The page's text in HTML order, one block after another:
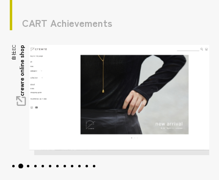
CART Achievements
自社EC KEnTe